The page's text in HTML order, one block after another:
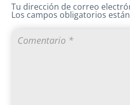
Tu dirección de correo
Los campos obligatorios